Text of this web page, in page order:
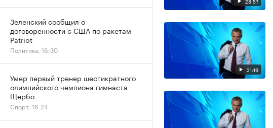
21:19
Зеленский сообщил о
договоренности с США по ракетам
Patriot
Политика, 16:30
Умер первый тренер шестикратного
олимпийского чемпиона гимнаста
Щербо
Спорт, 16:24